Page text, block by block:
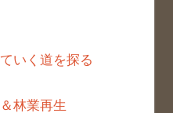
いく道を探る
林業再生